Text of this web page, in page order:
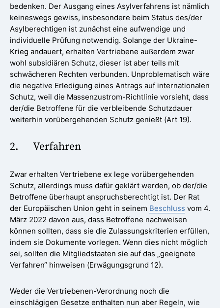
bedenken. Der Ausgang eines Asylverfahrens ist nämlich
keineswegs gewiss, insbesondere beim Status des/der
Asylberechtigen ist zunächst eine aufwendige und
individuelle Prüfung notwendig. Solange der Ukraine-
Krieg andauert, erhalten Vertriebene außerdem zwar
wohl subsidiären Schutz, dieser ist aber teils mit
schwächeren Rechten verbunden. Unproblematisch wäre
die negative Erledigung eines Antrags auf internationalen
Schutz, weil die Massenzustrom-Richtlinie vorsieht, dass
der/die Betroffene für die verbleibende Schutzdauer
weiterhin vorübergehenden Schutz genießt (Art 19).
2. Verfahren
Zwar erhalten Vertriebene ex lege vorübergehenden
Schutz, allerdings muss dafür geklärt werden, ob der/die
Betroffene überhaupt anspruchsberechtigt ist. Der Rat
der Europäischen Union geht in seinem Beschluss vom 4.
März 2022 davon aus, dass Betroffene nachweisen
können sollten, dass sie die Zulassungskriterien erfüllen,
indem sie Dokumente vorlegen. Wenn dies nicht möglich
sei, sollten die Mitgliedstaaten sie auf das „geeignete
Verfahren“ hinweisen (Erwägungsgrund 12).
Weder die Vertriebenen-Verordnung noch die
einschlägigen Gesetze enthalten nun aber Regeln, wie